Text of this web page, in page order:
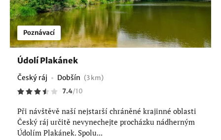
Poznávací
Údolí Plakánek
Český ráj Dobšín (3 km)
7.4/10
Při návštěvě naší nejstarší chráněné krajinné oblasti
Český ráj určitě nevynechejte procházku nádherným
Údolím Plakánek. Spolu...